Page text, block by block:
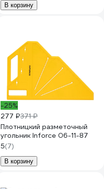
В корзину
-25%
277 ₽371 ₽
Плотницкий разметочный
угольник Inforce 06-11-87
5(7)
В корзину